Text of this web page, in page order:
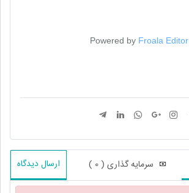
Powered by Froala Editor
سرمایه گذاری ( 0 ) ارسال دیدگاه